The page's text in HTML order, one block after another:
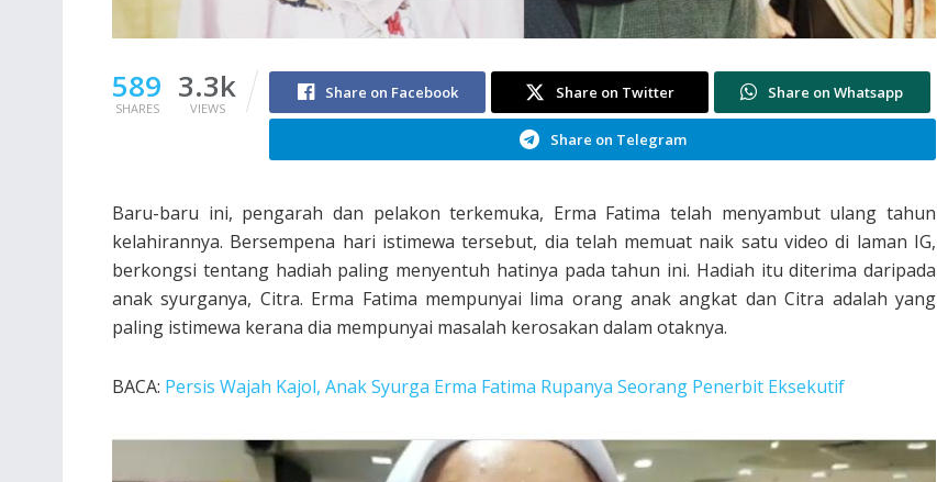
589
SHARES
3.3k
VIEWS
Share on Facebook Share on Twitter Share on Whatsapp
Share on Telegram
Baru-baru ini, pengarah dan pelakon terkemuka, Erma Fatima telah menyambut ulang tahun
kelahirannya. Bersempena hari istimewa tersebut, dia telah memuat naik satu video di laman IG,
berkongsi tentang hadiah paling menyentuh hatinya pada tahun ini. Hadiah itu diterima daripada
anak syurganya, Citra. Erma Fatima mempunyai lima orang anak angkat dan Citra adalah yang
paling istimewa kerana dia mempunyai masalah kerosakan dalam otaknya.
BACA: Persis Wajah Kajol, Anak Syurga Erma Fatima Rupanya Seorang Penerbit Eksekutif